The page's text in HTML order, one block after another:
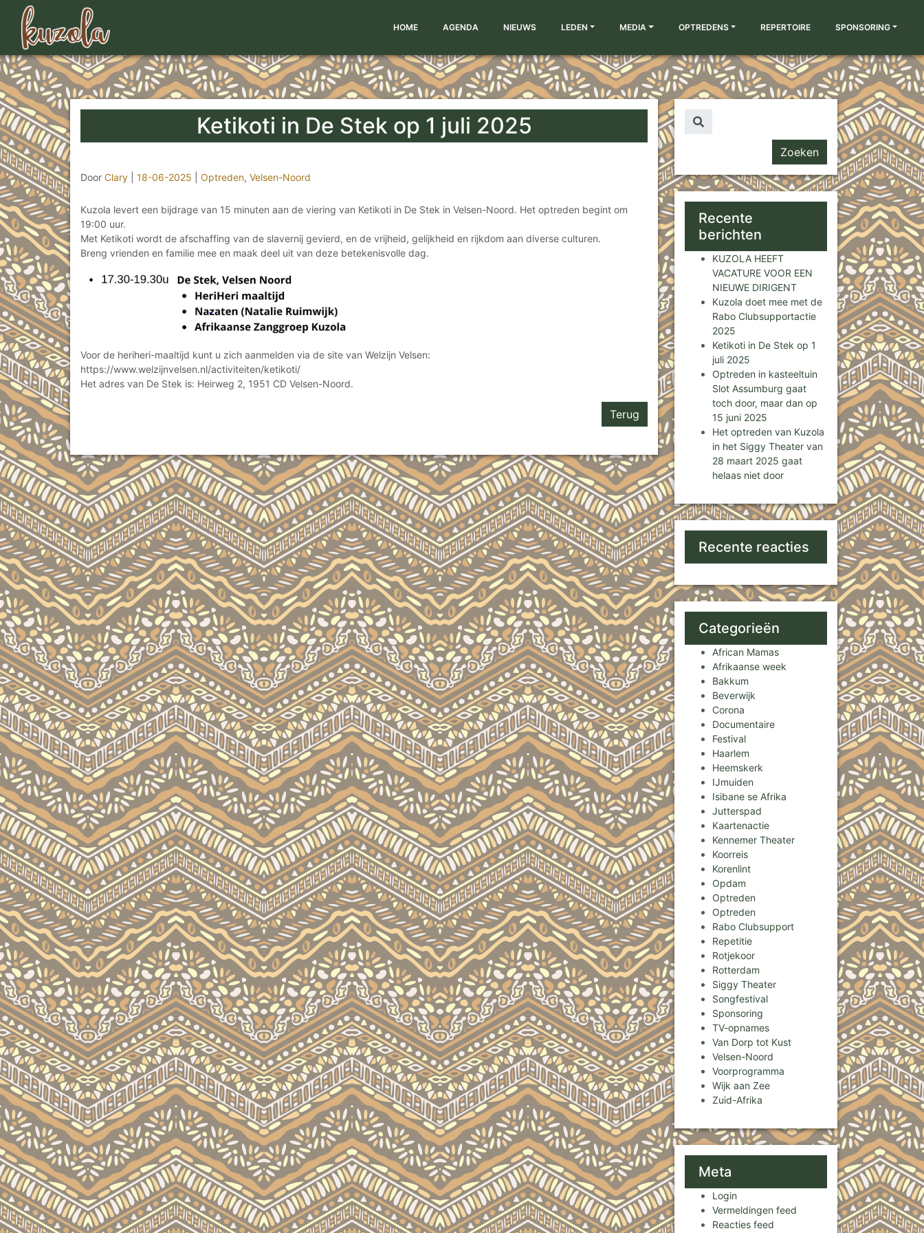
HOME AGENDA NIEUWS LEDEN MEDIA OPTREDENS REPERTOIRE SPONSORING
Ketikoti in De Stek op 1 juli 2025
Door Clary 18-06-2025 Optreden, Velsen-Noord
Kuzola levert een bijdrage van 15 minuten aan de viering van Ketikoti in De Stek in Velsen-Noord. Het optreden begint om
19:00 uur.
Met Ketikoti wordt de afschaffing van de slavernij gevierd, en de vrijheid, gelijkheid en rijkdom aan diverse culturen.
Breng vrienden en familie mee en maak deel uit van deze betekenisvolle dag.
Voor de heriheri-maaltijd kunt u zich aanmelden via de site van Welzijn Velsen:
https://www.welzijnvelsen.nl/activiteiten/ketikoti/
Het adres van De Stek is: Heirweg 2, 1951 CD Velsen-Noord.
Terug
Zoeken naar...
Recente
berichten
KUZOLA HEEFT
VACATURE VOOR EEN
NIEUWE DIRIGENT
Kuzola doet mee met de
Rabo Clubsupportactie
2025
Ketikoti in De Stek op 1
juli 2025
Optreden in kasteeltuin
Slot Assumburg gaat
toch door, maar dan op
15 juni 2025
Het optreden van Kuzola
in het Siggy Theater van
28 maart 2025 gaat
helaas niet door
Recente reacties
Categorieën
African Mamas
Afrikaanse week
Bakkum
Beverwijk
Corona
Documentaire
Festival
Haarlem
Heemskerk
IJmuiden
Isibane se Afrika
Jutterspad
Kaartenactie
Kennemer Theater
Koorreis
Korenlint
Opdam
Optreden
Optreden
Rabo Clubsupport
Repetitie
Rotjekoor
Rotterdam
Siggy Theater
Songfestival
Sponsoring
TV-opnames
Van Dorp tot Kust
Velsen-Noord
Voorprogramma
Wijk aan Zee
Zuid-Afrika
Meta
Login
Vermeldingen feed
Reacties feed